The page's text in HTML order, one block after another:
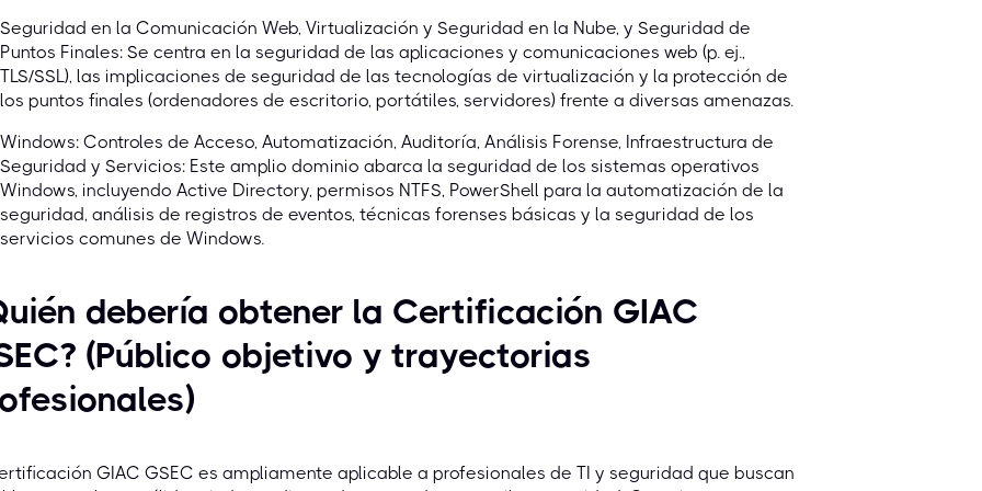
Seguridad en la Comunicación Web, Virtualización y Seguridad en la Nube, y Seguridad de
Puntos Finales: Se centra en la seguridad de las aplicaciones y comunicaciones web (p. ej.,
TLS/SSL), las implicaciones de seguridad de las tecnologías de virtualización y la protección de
los puntos finales (ordenadores de escritorio, portátiles, servidores) frente a diversas amenazas.
Windows: Controles de Acceso, Automatización, Auditoría, Análisis Forense, Infraestructura de
Seguridad y Servicios: Este amplio dominio abarca la seguridad de los sistemas operativos
Windows, incluyendo Active Directory, permisos NTFS, PowerShell para la automatización de la
seguridad, análisis de registros de eventos, técnicas forenses básicas y la seguridad de los
servicios comunes de Windows.
debería obtener la Certificación GIAC
(Público objetivo y trayectorias
GIAC GSEC es ampliamente aplicable a profesionales de TI y seguridad que buscan